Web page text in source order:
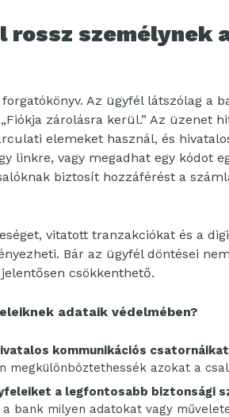
rossz személynek
Az ügyfél látszólag a
zárolásra kerül.” Az üzenet
elemeket használ, és
linkre, vagy megadhat egy kódot
biztosít hozzáférést a
vitatott tranzakciókat és a
Bár az ügyfél döntései
csökkenthető.
adataik védelmében?
kommunikációs csatornáikat
megkülönböztethessék azokat a
a legfontosabb biztonsági
bank milyen adatokat vagy